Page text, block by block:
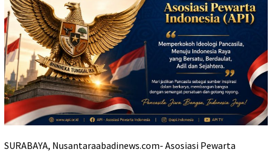
SURABAYA, Nusantaraabadinews.com- Asosiasi Pewarta